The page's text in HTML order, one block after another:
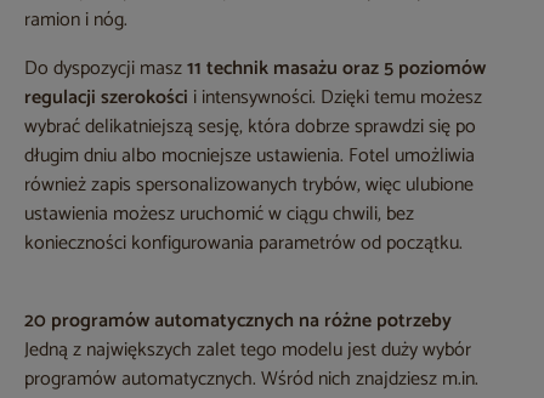
ramion i nóg.
Do dyspozycji masz11 technik masażu oraz 5 poziomów
regulacji szerokości i intensywności. Dzięki temu możesz
wybrać delikatniejszą sesję, która dobrze sprawdzi się po
długim dniu albo mocniejsze ustawienia. Fotel umożliwia
również zapis spersonalizowanych trybów, więc ulubione
ustawienia możesz uruchomić w ciągu chwili, bez
konieczności konfigurowania parametrów od początku.
20 programów automatycznych na różne potrzeby
Jedną z największych zalet tego modelu jest duży wybór
programów automatycznych. Wśród nich znajdziesz m.in.